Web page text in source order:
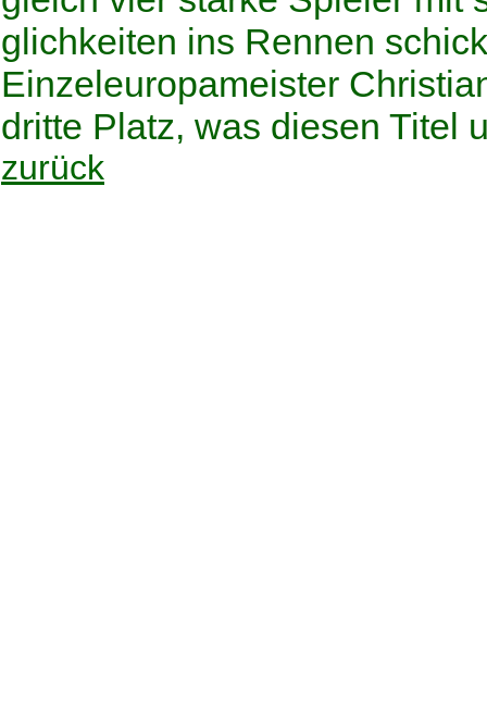
glichkeiten ins Rennen
Einzeleuropameister
dritte Platz, was diesen Titel
zurück